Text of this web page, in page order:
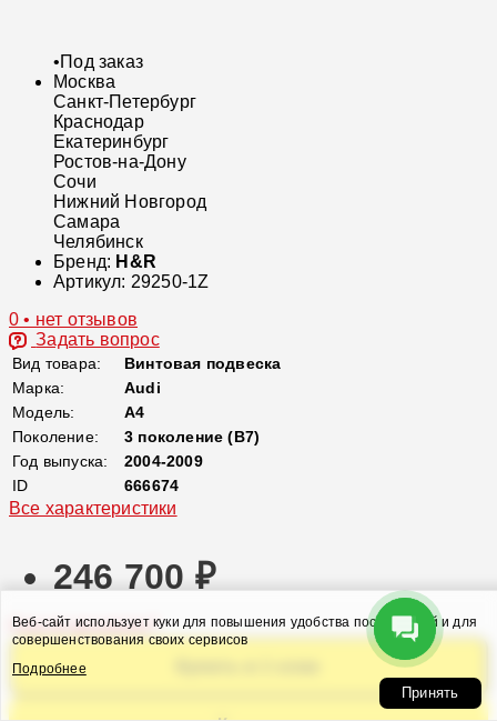
•Под заказ
Москва
Санкт-Петербург
Краснодар
Екатеринбург
Ростов-на-Дону
Сочи
Нижний Новгород
Самара
Челябинск
Бренд: H&R
Артикул: 29250-1Z
0 • нет отзывов
Задать вопрос
Вид товара:
Винтовая подвеска
Марка:
Audi
Модель:
A4
Поколение:
3 поколение (B7)
Год выпуска:
2004-2009
ID
666674
Все характеристики
246 700 ₽
Нашли дешевле?
Веб-сайт использует куки для повышения удобства посетителей и для
совершенствования своих сервисов
Подробнее
Принять